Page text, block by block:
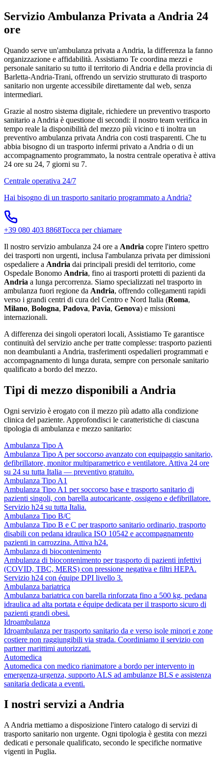
Servizio Ambulanza Privata a Andria 24
ore
Quando serve un'ambulanza privata a Andria, la differenza la fanno
organizzazione e affidabilità. Assistiamo Te coordina mezzi e
personale sanitario su tutto il territorio di Andria e della provincia di
Barletta-Andria-Trani, offrendo un servizio strutturato di trasporto
sanitario non urgente accessibile direttamente dal web, senza
intermediari.
Grazie al nostro sistema digitale, richiedere un preventivo trasporto
sanitario a Andria è questione di secondi: il nostro team verifica in
tempo reale la disponibilità del mezzo più vicino e ti inoltra un
preventivo ambulanza privata Andria con costi trasparenti. Che tu
abbia bisogno di un trasporto infermi privato a Andria o di un
accompagnamento programmato, la nostra centrale operativa è attiva
24 ore su 24, 7 giorni su 7.
Centrale operativa 24/7
Hai bisogno di un trasporto sanitario programmato a Andria?
+39 080 403 8868Tocca per chiamare
Il nostro servizio ambulanza 24 ore a Andria copre l'intero spettro
dei trasporti non urgenti, inclusa l'ambulanza privata per dimissioni
ospedaliere a Andria dai principali presidi del territorio, come
Ospedale Bonomo Andria, fino ai trasporti protetti di pazienti da
Andria a lunga percorrenza. Siamo specializzati nel trasporto in
ambulanza fuori regione da Andria, offrendo collegamenti rapidi
verso i grandi centri di cura del Centro e Nord Italia (Roma,
Milano, Bologna, Padova, Pavia, Genova) e missioni
internazionali.
A differenza dei singoli operatori locali, Assistiamo Te garantisce
continuità del servizio anche per tratte complesse: trasporto pazienti
non deambulanti a Andria, trasferimenti ospedalieri programmati e
accompagnamento di lunga durata, sempre con personale sanitario
qualificato a bordo del mezzo.
Tipi di mezzo disponibili a Andria
Ogni servizio è erogato con il mezzo più adatto alla condizione
clinica del paziente. Approfondisci le caratteristiche di ciascuna
tipologia di ambulanza e mezzo sanitario:
Ambulanza Tipo A
Ambulanza Tipo A per soccorso avanzato con equipaggio sanitario,
defibrillatore, monitor multiparametrico e ventilatore. Attiva 24 ore
su 24 su tutta Italia — preventivo gratuito.
Ambulanza Tipo A1
Ambulanza Tipo A1 per soccorso base e trasporto sanitario di
pazienti singoli, con barella autocaricante, ossigeno e defibrillatore.
Servizio h24 su tutta Italia.
Ambulanza Tipo B/C
Ambulanza Tipo B e C per trasporto sanitario ordinario, trasporto
disabili con pedana idraulica ISO 10542 e accompagnamento
pazienti in carrozzina. Attiva h24.
Ambulanza di biocontenimento
Ambulanza di biocontenimento per trasporto di pazienti infettivi
(COVID, TBC, MERS) con pressione negativa e filtri HEPA.
Servizio h24 con équipe DPI livello 3.
Ambulanza bariatrica
Ambulanza bariatrica con barella rinforzata fino a 500 kg, pedana
idraulica ad alta portata e équipe dedicata per il trasporto sicuro di
pazienti grandi obesi.
Idroambulanza
Idroambulanza per trasporto sanitario da e verso isole minori e zone
costiere non raggiungibili via strada. Coordiniamo il servizio con
partner marittimi autorizzati.
Automedica
Automedica con medico rianimatore a bordo per intervento in
emergenza-urgenza, supporto ALS ad ambulanze BLS e assistenza
sanitaria dedicata a eventi.
I nostri servizi aAndria
A Andria mettiamo a disposizione l'intero catalogo di servizi di
trasporto sanitario non urgente. Ogni tipologia è gestita con mezzi
dedicati e personale qualificato, secondo le specifiche normative
vigenti in Puglia.